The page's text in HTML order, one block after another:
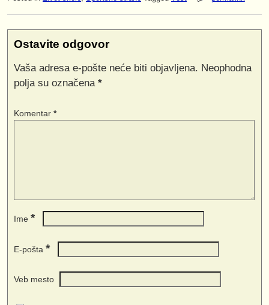
Ostavite odgovor
Vaša adresa e-pošte neće biti objavljena. Neophodna
polja su označena *
Komentar *
Ime *
E-pošta *
Veb mesto